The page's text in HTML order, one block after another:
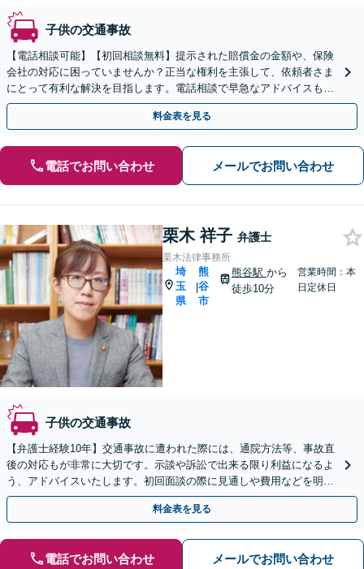
子供の交通事故
【電話相談可能】【初回相談無料】提示された賠償金の金額や、保険
会社の対応に困っていませんか？正当な権利を主張して、依頼者さま
にとって有利な解決を目指します。電話相談で早急なアドバイスも可
能。【夜間／休日の相談可能】
料金表を見る
電話でお問い合わせ メールでお問い合わせ
栗木 祥子 弁護士
栗木法律事務所
埼
玉
県
|
熊
谷
市
熊谷駅 から
徒歩10分
営業時間：本
日定休日
子供の交通事故
【弁護士経験10年】交通事故に遭われた際には、通院方法等、事故直
後の対応もが非常に大切です。示談や訴訟で出来る限り利益になるよ
う、アドバイスいたします。初回面談の際に見通しや費用などを明示
します。物損事故も対応可能
料金表を見る
電話でお問い合わせ メールでお問い合わせ